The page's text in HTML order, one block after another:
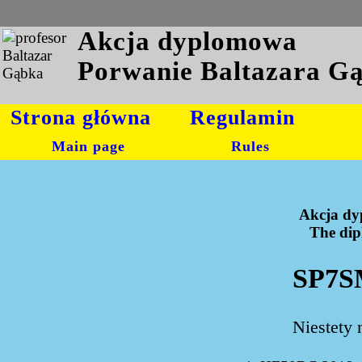
Akcja dyplomowa
Porwanie Baltazara
Strona główna
Main page
Regulamin
Rules
Akcja
The
Niestety